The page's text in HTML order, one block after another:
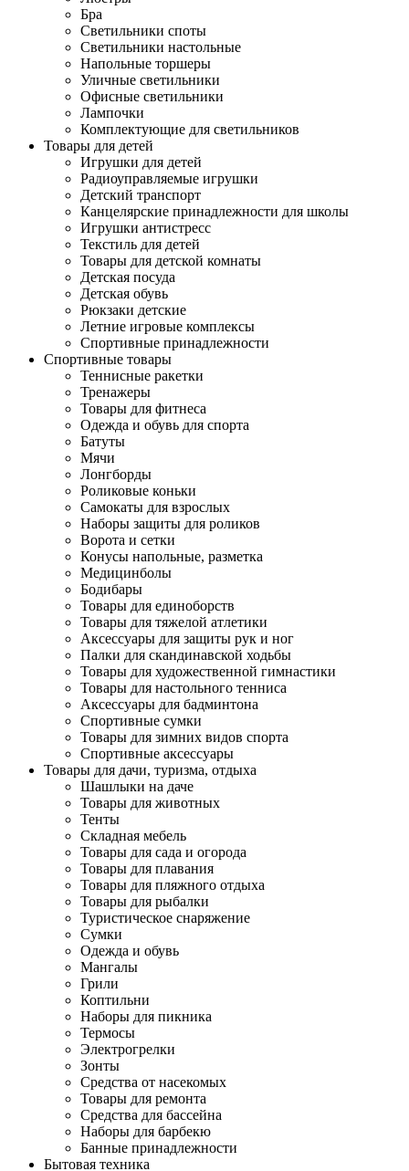
Бра
Светильники споты
Светильники настольные
Напольные торшеры
Уличные светильники
Офисные светильники
Лампочки
Комплектующие для светильников
Товары для детей
Игрушки для детей
Радиоуправляемые игрушки
Детский транспорт
Канцелярские принадлежности для школы
Игрушки антистресс
Текстиль для детей
Товары для детской комнаты
Детская посуда
Детская обувь
Рюкзаки детские
Летние игровые комплексы
Спортивные принадлежности
Спортивные товары
Теннисные ракетки
Тренажеры
Товары для фитнеса
Одежда и обувь для спорта
Батуты
Мячи
Лонгборды
Роликовые коньки
Самокаты для взрослых
Наборы защиты для роликов
Ворота и сетки
Конусы напольные, разметка
Медицинболы
Бодибары
Товары для единоборств
Товары для тяжелой атлетики
Аксессуары для защиты рук и ног
Палки для скандинавской ходьбы
Товары для художественной гимнастики
Товары для настольного тенниса
Аксессуары для бадминтона
Спортивные сумки
Товары для зимних видов спорта
Спортивные аксессуары
Товары для дачи, туризма, отдыха
Шашлыки на даче
Товары для животных
Тенты
Складная мебель
Товары для сада и огорода
Товары для плавания
Товары для пляжного отдыха
Товары для рыбалки
Туристическое снаряжение
Сумки
Одежда и обувь
Мангалы
Грили
Коптильни
Наборы для пикника
Термосы
Электрогрелки
Зонты
Средства от насекомых
Товары для ремонта
Средства для бассейна
Наборы для барбекю
Банные принадлежности
Бытовая техника